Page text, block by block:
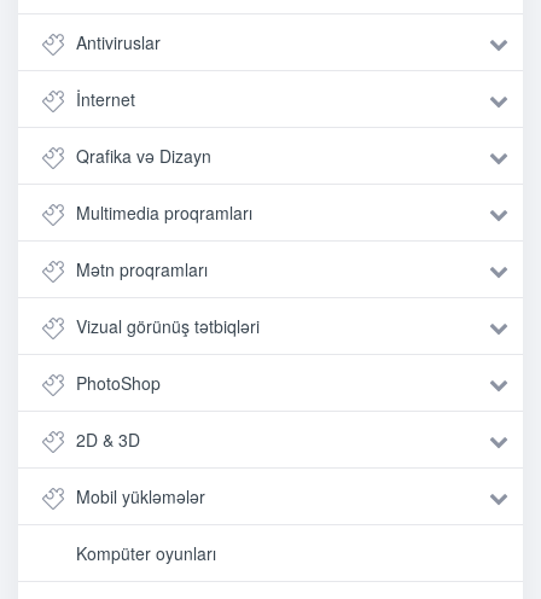
Antiviruslar
İnternet
Qrafika və Dizayn
Multimedia proqramları
Mətn proqramları
Vizual görünüş tətbiqləri
PhotoShop
2D & 3D
Mobil yükləmələr
Kompüter oyunları